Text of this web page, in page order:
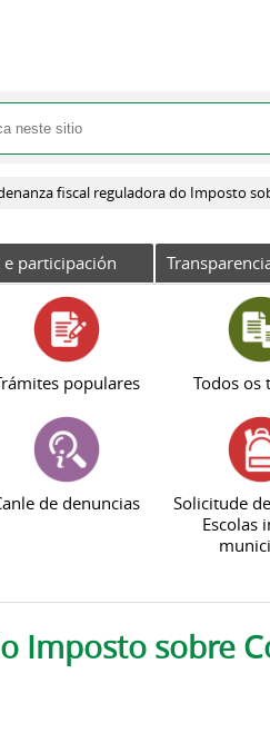
de busca
fiscal reguladora do Imposto
participación
populares Todos os
de denuncias
Solicitude
Escolas
Imposto sobre